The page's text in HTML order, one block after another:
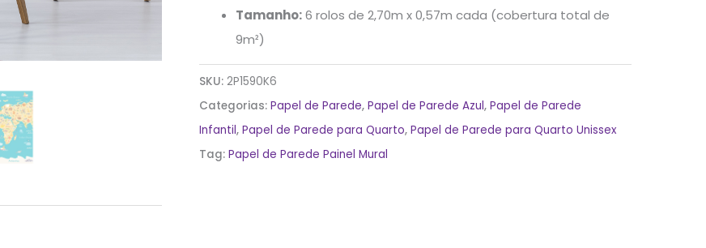
Tamanho:6 rolos de 2,70m x 0,57m cada (cobertura total de
9m²)
SKU:2P1590K6
Categorias:Papel de Parede,Papel de Parede Azul,Papel de Parede
Infantil,Papel de Parede para Quarto,Papel de Parede para Quarto Unissex
Tag:Papel de Parede Painel Mural